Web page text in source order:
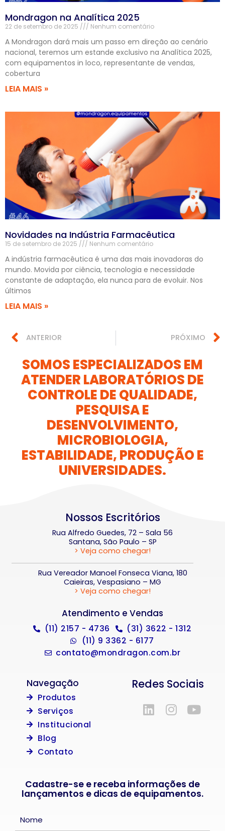
Mondragon na Analítica 2025
22 de setembro de 2025 Nenhum comentário
A Mondragon dará mais um passo em direção ao cenário
nacional, teremos um estande exclusivo na Analítica 2025,
com equipamentos in loco, representante de vendas,
cobertura
LEIA MAIS »
Novidades na Indústria Farmacêutica
15 de setembro de 2025 Nenhum comentário
A indústria farmacêutica é uma das mais inovadoras do
mundo. Movida por ciência, tecnologia e necessidade
constante de adaptação, ela nunca para de evoluir. Nos
últimos
LEIA MAIS »
ANTERIOR PRÓXIMO
SOMOS ESPECIALIZADOS EM
ATENDER LABORATÓRIOS DE
CONTROLE DE QUALIDADE,
PESQUISA E
DESENVOLVIMENTO,
MICROBIOLOGIA,
ESTABILIDADE, PRODUÇÃO E
UNIVERSIDADES.
Nossos Escritórios
Rua Alfredo Guedes, 72 – Sala 56
Santana, São Paulo – SP
> Veja como chegar!
Rua Vereador Manoel Fonseca Viana, 180
Caieiras, Vespasiano – MG
> Veja como chegar!
Atendimento e Vendas
(11) 2157 - 4736
(31) 3622 - 1312
(11) 9 3362 - 6177
contato@mondragon.com.br
Navegação
Produtos
Serviços
Institucional
Blog
Contato
Redes Sociais
Cadastre-se e receba informações de
lançamentos e dicas de equipamentos.